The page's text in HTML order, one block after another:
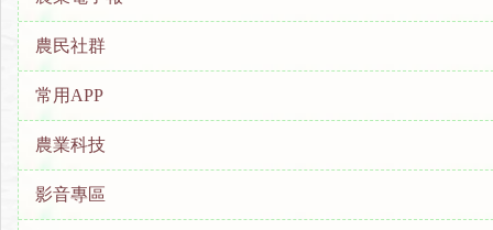
農民社群
常用APP
農業科技
影音專區